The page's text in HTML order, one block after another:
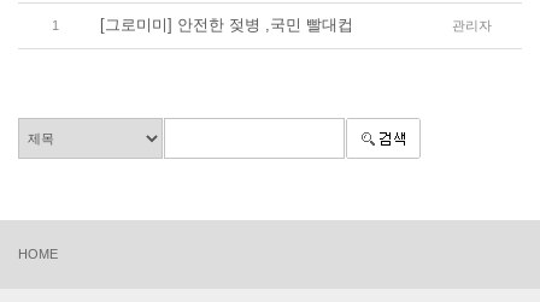
1 [그로미미] 안전한 젖병 ,국민 빨대컵 관리자
HOME